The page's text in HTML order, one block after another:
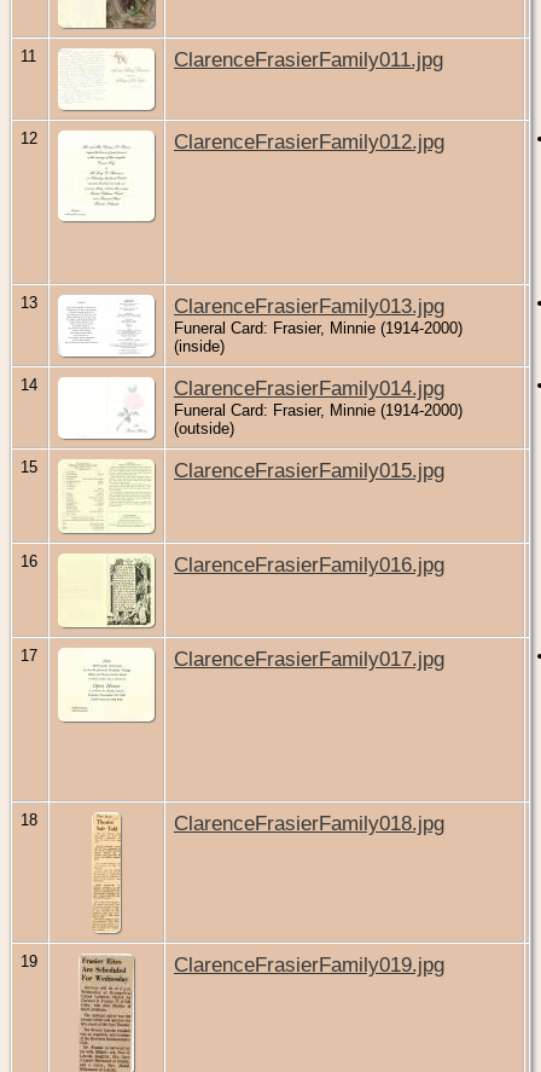
11 ClarenceFrasierFamily011.jpg
12 ClarenceFrasierFamily012.jpg
13 ClarenceFrasierFamily013.jpg
Funeral Card: Frasier, Minnie (1914-2000)
(inside)
14 ClarenceFrasierFamily014.jpg
Funeral Card: Frasier, Minnie (1914-2000)
(outside)
15 ClarenceFrasierFamily015.jpg
16 ClarenceFrasierFamily016.jpg
17 ClarenceFrasierFamily017.jpg
18 ClarenceFrasierFamily018.jpg
19 ClarenceFrasierFamily019.jpg